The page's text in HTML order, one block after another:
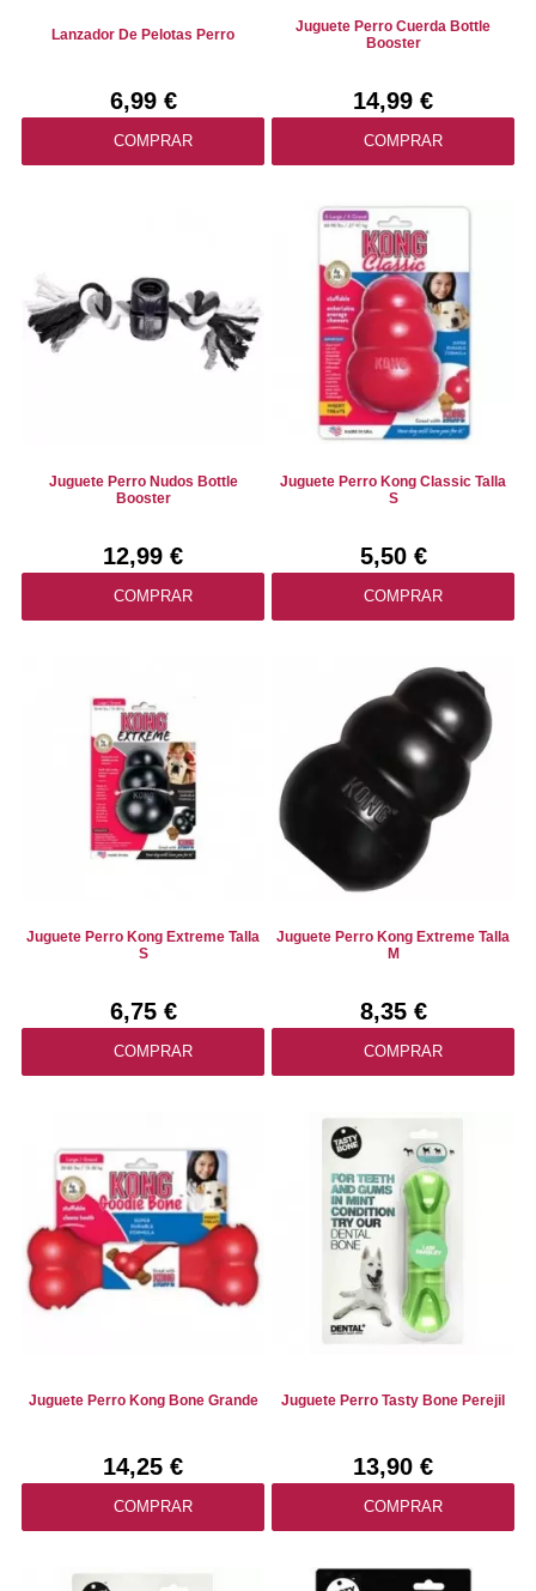
Lanzador De Pelotas Perro
6,99 €
COMPRAR
Juguete Perro Cuerda Bottle
Booster
14,99 €
COMPRAR
Juguete Perro Nudos Bottle
Booster
12,99 €
COMPRAR
Juguete Perro Kong Classic Talla
S
5,50 €
COMPRAR
Juguete Perro Kong Extreme Talla
S
6,75 €
COMPRAR
Juguete Perro Kong Extreme Talla
M
8,35 €
COMPRAR
Juguete Perro Kong Bone Grande
14,25 €
COMPRAR
Juguete Perro Tasty Bone Perejil
13,90 €
COMPRAR